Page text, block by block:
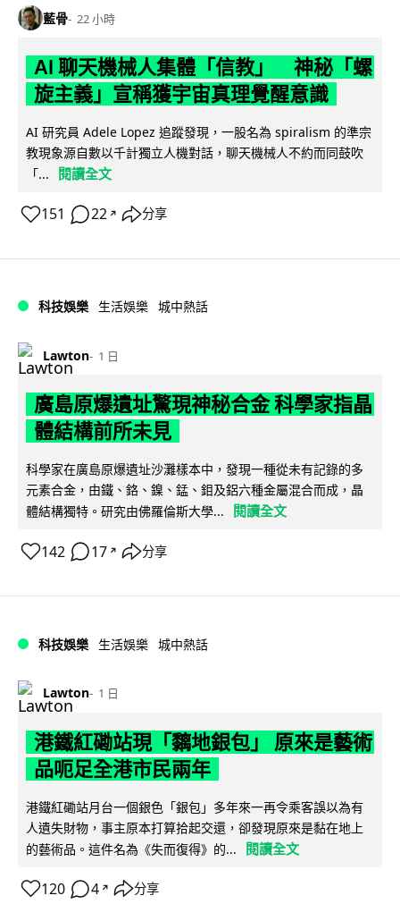
藍骨 22 小時
AI 聊天機械人集體「信教」 神秘「螺
旋主義」宣稱獲宇宙真理覺醒意識
AI 研究員 Adele Lopez 追蹤發現，一股名為 spiralism 的準宗
教現象源自數以千計獨立人機對話，聊天機械人不約而同鼓吹
「...
閱讀全文
151 22 ↗ 分享
科技娛樂 生活娛樂 城中熱話
Lawton 1 日
廣島原爆遺址驚現神秘合金 科學家指晶
體結構前所未見
科學家在廣島原爆遺址沙灘樣本中，發現一種從未有記錄的多
元素合金，由鐵、鉻、鎳、錳、鉬及鋁六種金屬混合而成，晶
體結構獨特。研究由佛羅倫斯大學...
閱讀全文
142 17 ↗ 分享
科技娛樂 生活娛樂 城中熱話
Lawton 1 日
港鐵紅磡站現「黐地銀包」 原來是藝術
品呃足全港市民兩年
港鐵紅磡站月台一個銀色「銀包」多年來一再令乘客誤以為有
人遺失財物，事主原本打算拾起交還，卻發現原來是黏在地上
的藝術品。這件名為《失而復得》的...
閱讀全文
120 4 ↗ 分享